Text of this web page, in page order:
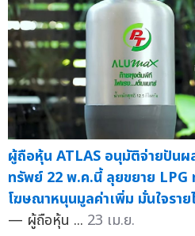
ผู้ถือหุ้น ATLAS อนุมัติจ่ายปัน
ทรัพย์ 22 พ.ค.นี้ ลุยขยาย LPG
โฆษณาหนุนมูลค่าเพิ่ม มั่นใจรา
— ผู้ถือหุ้น ... 23 เม.ย.